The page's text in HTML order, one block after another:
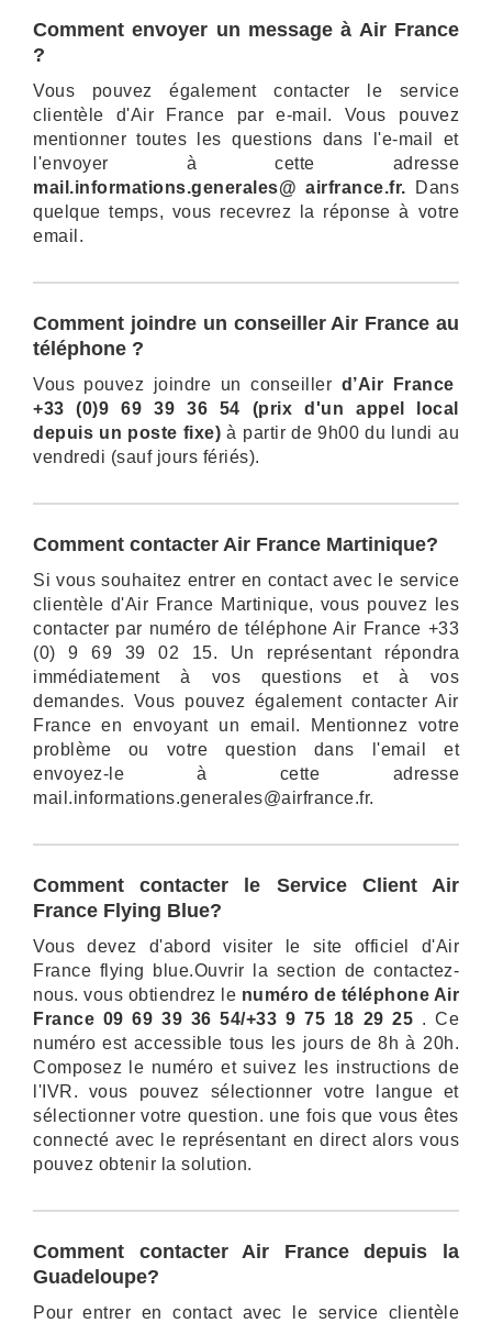
Comment envoyer un message à Air France
?
Vous pouvez également contacter le service
clientèle d'Air France par e-mail. Vous pouvez
mentionner toutes les questions dans l'e-mail et
l'envoyer à cette adresse
mail.informations.generales@ airfrance.fr. Dans
quelque temps, vous recevrez la réponse à votre
email.
Comment joindre un conseiller Air France au
téléphone ?
Vous pouvez joindre un conseiller d’Air France
+33 (0)9 69 39 36 54 (prix d'un appel local
depuis un poste fixe) à partir de 9h00 du lundi au
vendredi (sauf jours fériés).
Comment contacter Air France Martinique?
Si vous souhaitez entrer en contact avec le service
clientèle d'Air France Martinique, vous pouvez les
contacter par numéro de téléphone Air France +33
(0) 9 69 39 02 15. Un représentant répondra
immédiatement à vos questions et à vos
demandes. Vous pouvez également contacter Air
France en envoyant un email. Mentionnez votre
problème ou votre question dans l'email et
envoyez-le à cette adresse
mail.informations.generales@airfrance.fr.
Comment contacter le Service Client Air
France Flying Blue?
Vous devez d'abord visiter le site officiel d'Air
France flying blue.Ouvrir la section de contactez-
nous. vous obtiendrez le numéro de téléphone Air
France 09 69 39 36 54/+33 9 75 18 29 25 . Ce
numéro est accessible tous les jours de 8h à 20h.
Composez le numéro et suivez les instructions de
l'IVR. vous pouvez sélectionner votre langue et
sélectionner votre question. une fois que vous êtes
connecté avec le représentant en direct alors vous
pouvez obtenir la solution.
Comment contacter Air France depuis la
Guadeloupe?
Pour entrer en contact avec le service clientèle